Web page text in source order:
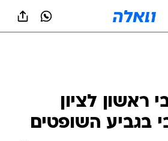
ראשון לציון
בגביע השופטים